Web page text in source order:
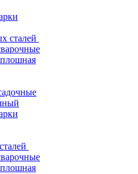
сталей